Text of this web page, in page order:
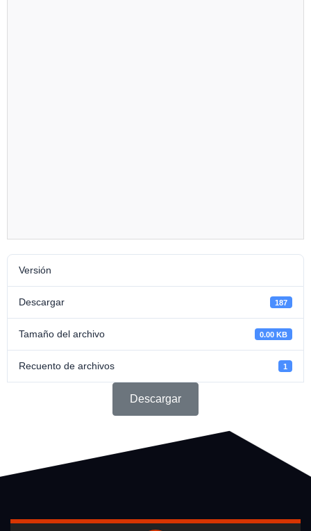
Versión
Descargar 187
Tamaño del archivo 0.00 KB
Recuento de archivos 1
Descargar